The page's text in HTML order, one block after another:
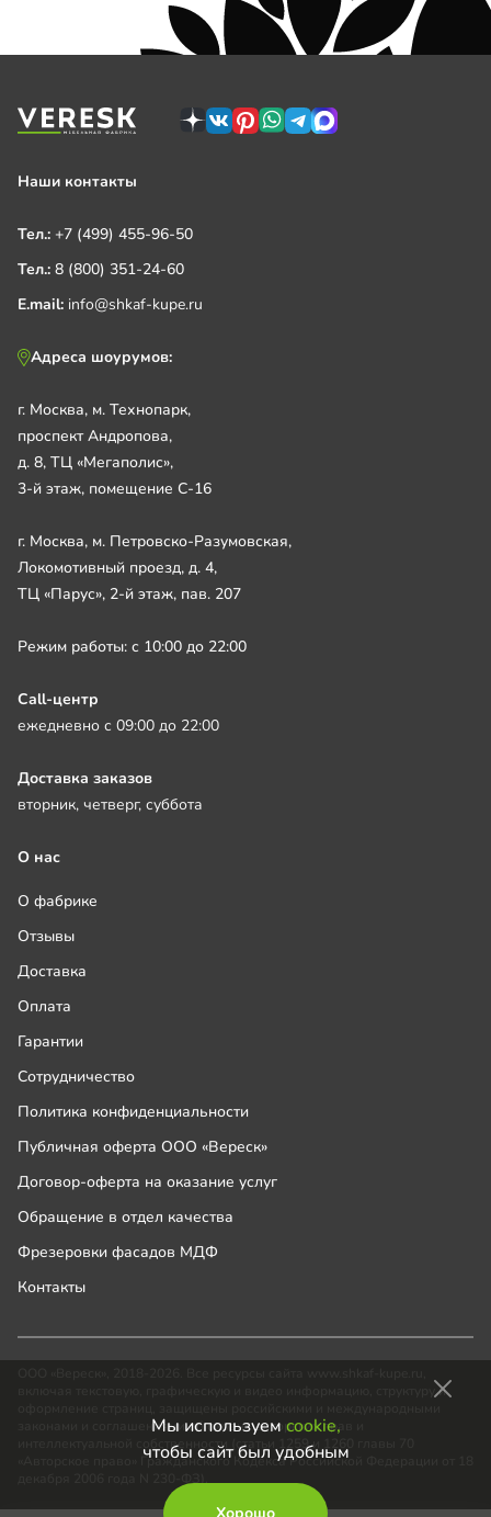
Мы используем cookie,
чтобы сайт был удобным
Наши контакты
Тел.: +7 (499) 455-96-50
Тел.: 8 (800) 351-24-60
E.mail: info@shkaf-kupe.ru
Адреса шоурумов:
г. Москва, м. Технопарк,
проспект Андропова,
д. 8, ТЦ «Мегаполис»,
3-й этаж, помещение С-16
г. Москва, м. Петровско-Разумовская,
Локомотивный проезд, д. 4,
ТЦ «Парус», 2-й этаж, пав. 207
Режим работы: с 10:00 до 22:00
Call-центр
ежедневно с 09:00 до 22:00
Доставка заказов
вторник, четверг, суббота
О нас
О фабрике
Отзывы
Доставка
Оплата
Гарантии
Сотрудничество
Политика конфиденциальности
Публичная оферта ООО «Вереск»
Договор-оферта на оказание услуг
Обращение в отдел качества
Фрезеровки фасадов МДФ
Контакты
включая текстовую, графическую и видео информацию, структуру и
законами и соглашениями об охране авторских прав и
интеллектуальной собственности (статьи 1259 и 1260 главы 70
«Авторское право» Гражданского Кодекса Российской Федерации от 18